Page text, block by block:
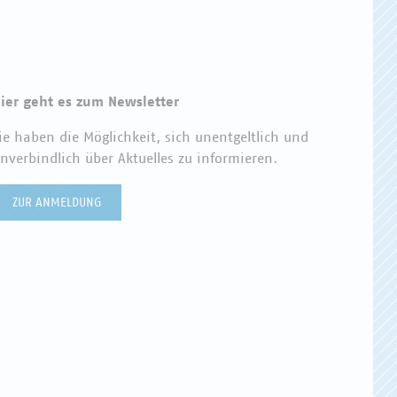
geht es zum Newsletter
haben die Möglichkeit, sich unentgeltlich und
über Aktuelles zu informieren.
ZUR ANMELDUNG